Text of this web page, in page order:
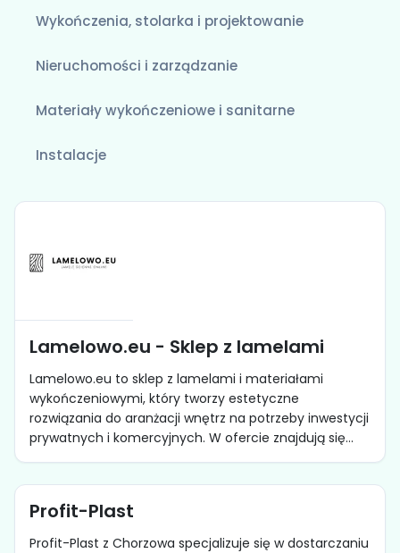
Wykończenia, stolarka i projektowanie
Nieruchomości i zarządzanie
Materiały wykończeniowe i sanitarne
Instalacje
Lamelowo.eu - Sklep z lamelami
Lamelowo.eu to sklep z lamelami i materiałami
wykończeniowymi, który tworzy estetyczne
rozwiązania do aranżacji wnętrz na potrzeby inwestycji
prywatnych i komercyjnych. W ofercie znajdują się...
Profit-Plast
Profit-Plast z Chorzowa specjalizuje się w dostarczaniu